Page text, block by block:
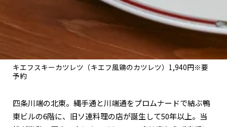
おすすめの本
紹介します。
おすすめのイベント
キエフスキーカツレツ（キエフ風鶏のカツレツ）1,940円※要
予約
四条川端の北東。縄手通と川端通をプロムナードで結ぶ鴨
東ビルの6階に、旧ソ連料理の店が誕生して50年以上。当